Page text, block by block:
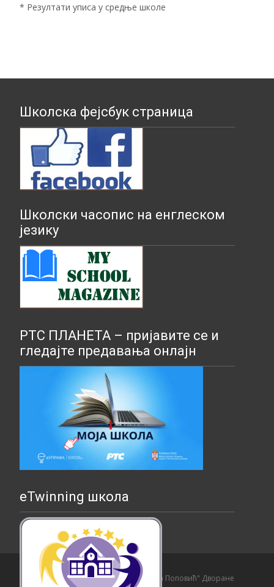
* Резултати уписа у средње школе
Школска фејсбук страница
Школски часопис на енглеском
језику
РТС ПЛАНЕТА – пријавите се и
гледајте предавања онлајн
eTwinning школа
Copyright © Основна школа "Страхиња Поповић" Дворане